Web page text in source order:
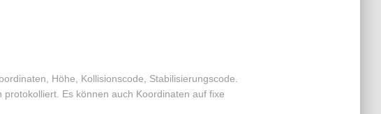
Höhe, Kollisionscode, Stabilisierungscode.
Es können auch Koordinaten auf fixe